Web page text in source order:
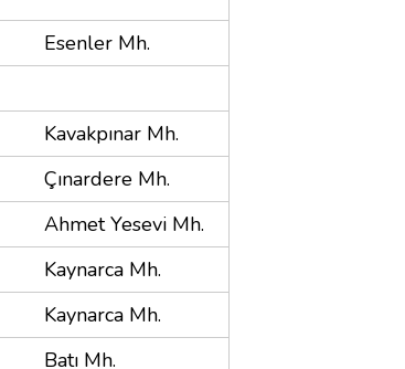
Esenler Mh.
Kavakpınar Mh.
Çınardere Mh.
Ahmet Yesevi Mh.
Kaynarca Mh.
Kaynarca Mh.
Batı Mh.